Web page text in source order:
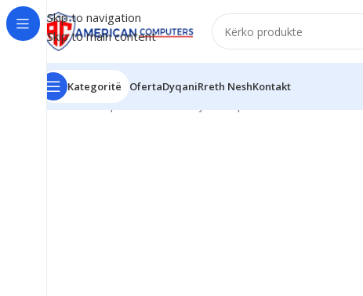
Skip to navigation
Skip to main content
Kategoritë OfertaDyqaniRreth NeshKontakt
Kreu/Komponent PC